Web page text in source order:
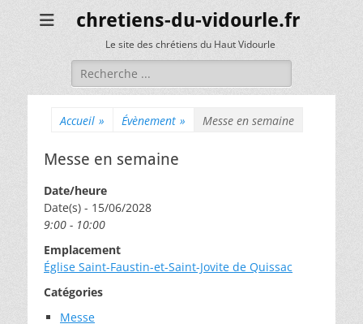
chretiens-du-vidourle.fr
Le site des chrétiens du Haut Vidourle
Rechercher :
Accueil » Évènement » Messe en semaine
Messe en semaine
Date/heure
Date(s) - 15/06/2028
9:00 - 10:00
Emplacement
Église Saint-Faustin-et-Saint-Jovite de Quissac
Catégories
Messe